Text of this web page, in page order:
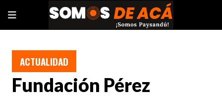
Fundación Pérez
ACTUALIDAD